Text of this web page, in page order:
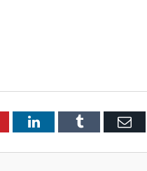
LinkedInTumblr E-